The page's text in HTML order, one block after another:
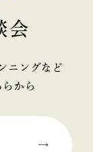
会
ニングなど
から